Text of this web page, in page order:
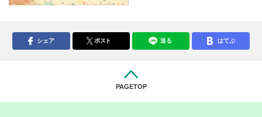
シェア ポスト 送る はてぶ
PAGETOP